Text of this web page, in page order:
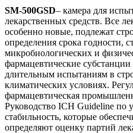
SM-500GSD– камера для
лекарственных средств. Все
особенно новые, подлежат
определения срока годности,
микробиологических и
фармацевтические
длительным испытаниям в
климатических условиях.
фармацевтическая
Руководство ICH Guideline по
стабильность, которые
определяют оценку партий